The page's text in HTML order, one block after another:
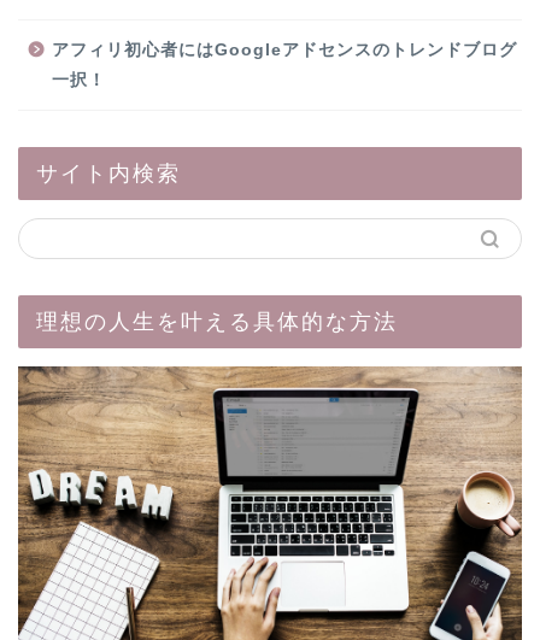
アフィリ初心者にはGoogleアドセンスのトレンドブログ
一択！
サイト内検索
理想の人生を叶える具体的な方法